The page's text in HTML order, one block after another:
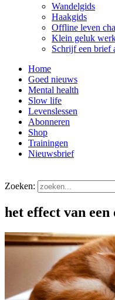
Wandelgids
Haakgids
Offline leven
Klein geluk
Schrijf een brief
Home
Goed nieuws
Mental health
Slow life
Levenslessen
Abonneren
Shop
Trainingen
Nieuwsbrief
Zoeken:
het effect van een